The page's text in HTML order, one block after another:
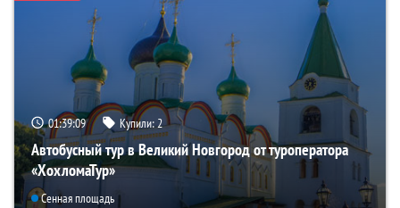
01:39:08 Купили:2
Автобусный тур в Великий Новгород от туроператора
«ХохломаТур»
Сенная площадь